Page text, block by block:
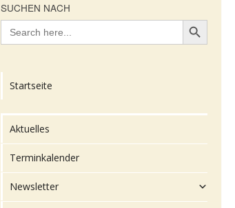
SUCHEN NACH
Search
for:
Search Button
Startseite
Aktuelles
Terminkalender
Newsletter